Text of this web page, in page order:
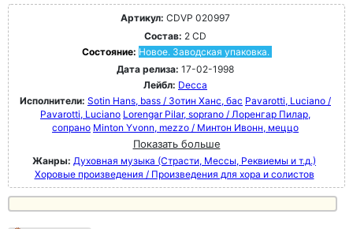
Артикул: CDVP 020997
Состав: 2 CD
Состояние: Новое. Заводская упаковка.
Дата релиза: 17-02-1998
Лейбл: Decca
Исполнители: Sotin Hans, bass / Зотин Ханс, бас Pavarotti, Luciano /
Pavarotti, Luciano Lorengar Pilar, soprano / Лоренгар Пилар,
сопрано Minton Yvonn, mezzo / Минтон Ивонн, меццо
Показать больше
Жанры: Духовная музыка (Страсти, Мессы, Реквиемы и т.д.)
Хоровые произведения / Произведения для хора и солистов